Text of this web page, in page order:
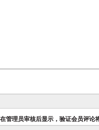
管理员审核后显示，验证会员评论